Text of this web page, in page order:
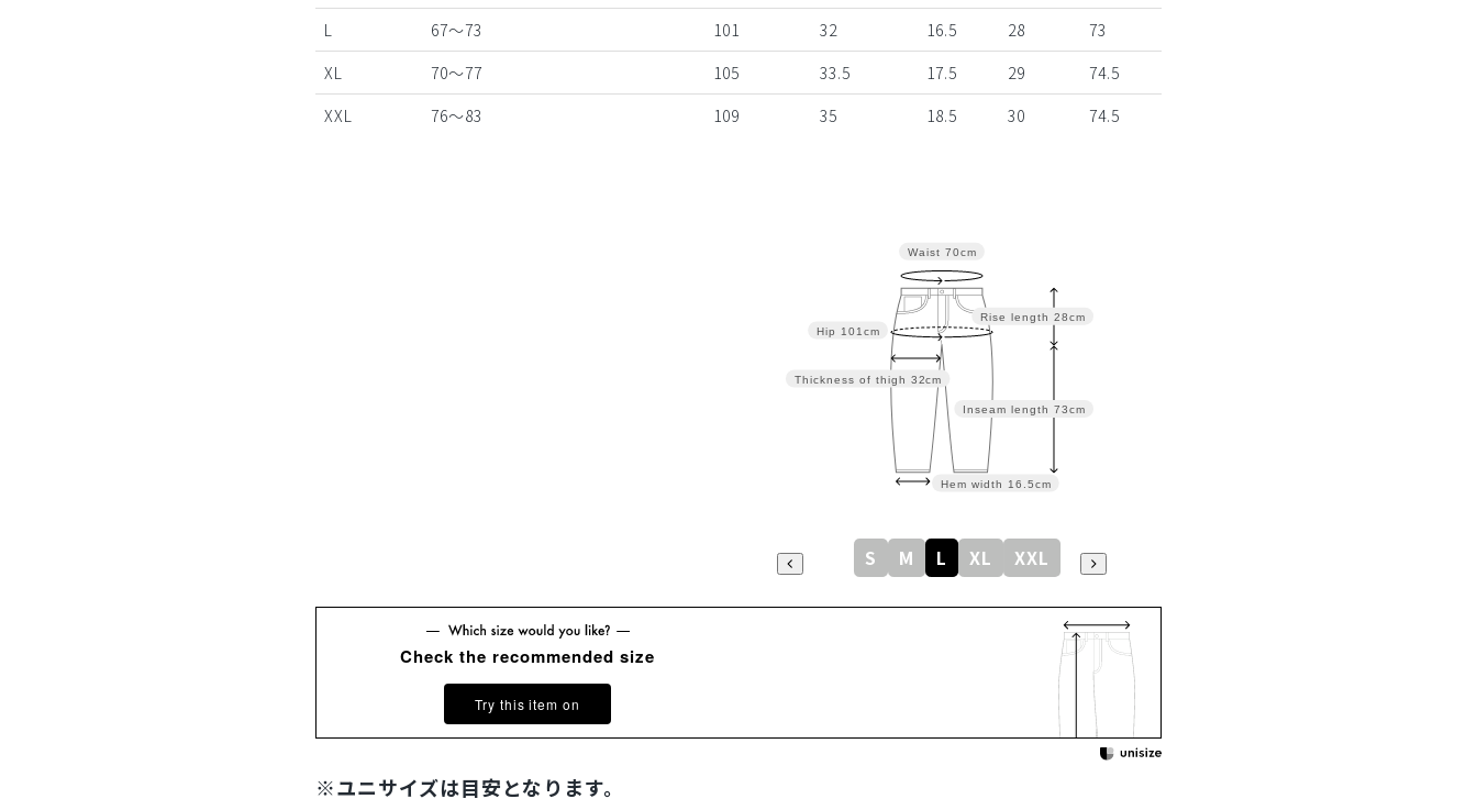
L
67～73 101 32 16.5 28
73
XL
70～77 105 33.5 17.5 29
74.5
XXL
76～83 109 35 18.5 30 74.5
Inseam length 73cm
Rise length 28cm
Hem width 16.5cm
Thickness of thigh 32cm
Hip 101cm
Waist 70cm
S M L XL XXL
Check the recommended size
Try this item on
※ユニサイズは目安となります。